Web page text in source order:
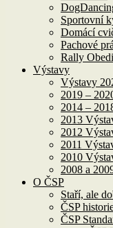
Sportovní
Domácí
Pachové
Rally
Výstavy
Výstavy
2019 –
2014 –
2013
2012
2011
2010
2008 a
O ČSP
Staří, ale
ČSP
ČSP